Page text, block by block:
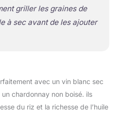
griller les graines de
à sec avant de les ajouter
avec un vin blanc sec
chardonnay non boisé. ils
du riz et la richesse de l’huile